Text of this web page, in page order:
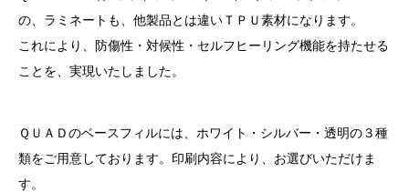
の、ラミネートも、他製品とは違いＴＰＵ素材になります。
これにより、防傷性・対候性・セルフヒーリング機能を持たせる
ことを、実現いたしました。
ＱＵＡＤのベースフィルには、ホワイト・シルバー・透明の３種
類をご用意しております。印刷内容により、お選びいただけま
す。